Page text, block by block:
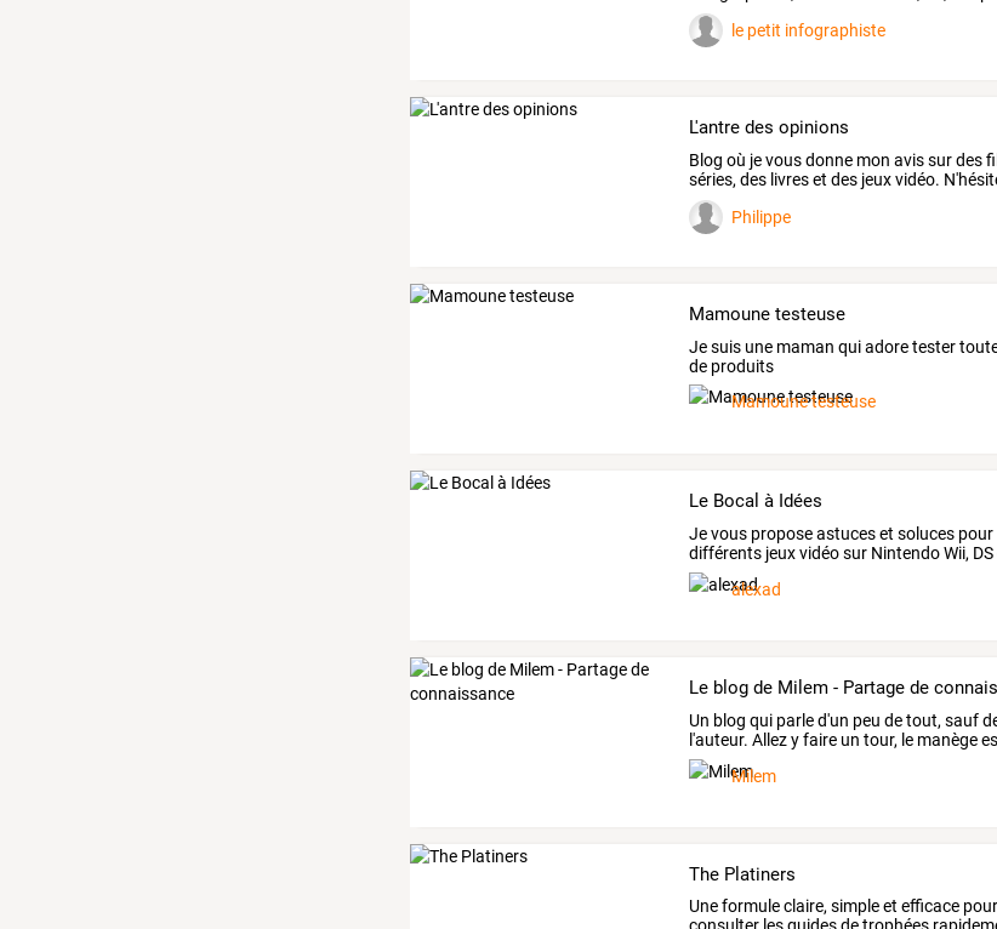
Web3D,
le petit infographiste
L'antre des opinions
Blog où jevousdonne mon avissurdes
séries, des livreset des jeuxvidéo.
à…
Philippe
Mamoune testeuse
Je suis une maman qui adore tester
de produits
Mamoune testeuse
Le Bocal à Idées
Je vous propose astuces et soluces pour
différents jeux vidéo sur Nintendo Wii, DS
smartphones
alexad
Le blog de Milem - Partage de
Un blog qui parled'un peu detout, sauf
l'auteur. Allezyfaire un tour, le manège
!…
Milem
The Platiners
Uneformuleclaire,simpleet efficace pour